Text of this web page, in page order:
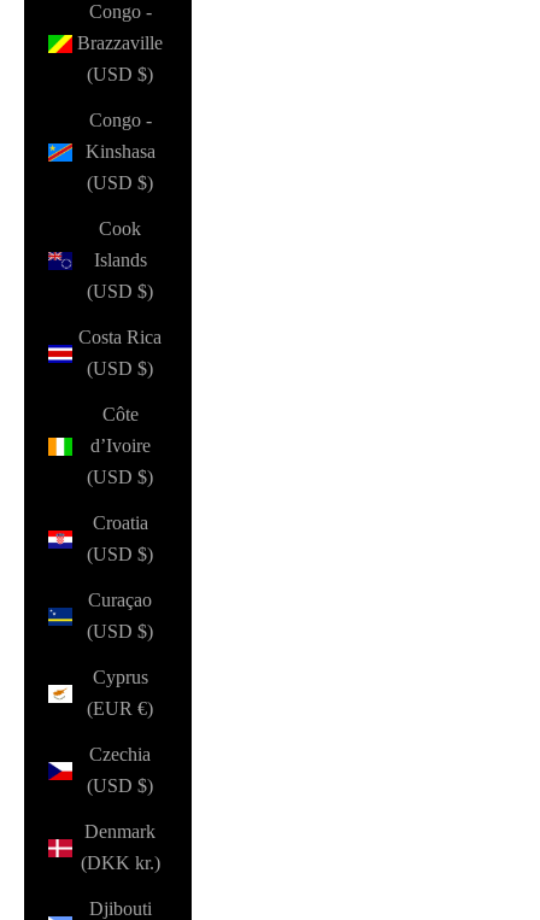
Congo -
Brazzaville
(USD $)
Congo -
Kinshasa
(USD $)
Cook
Islands
(USD $)
Costa Rica
(USD $)
Côte
d’Ivoire
(USD $)
Croatia
(USD $)
Curaçao
(USD $)
Cyprus
(EUR €)
Czechia
(USD $)
Denmark
(DKK kr.)
Djibouti